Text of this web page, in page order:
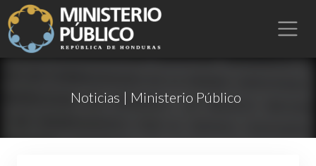
Noticias | Ministerio Público